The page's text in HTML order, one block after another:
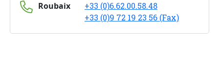
Roubaix
+33 (0)6.62.00.58.48
+33 (0)9 72 19 23 56 (Fax)